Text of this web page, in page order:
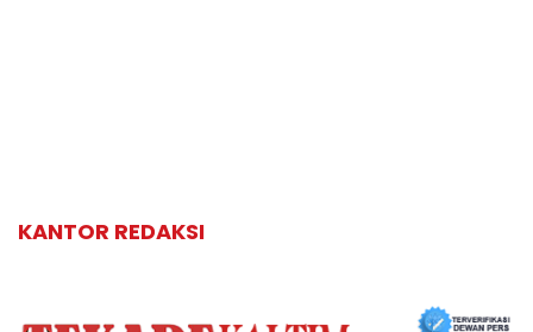
KANTOR REDAKSI